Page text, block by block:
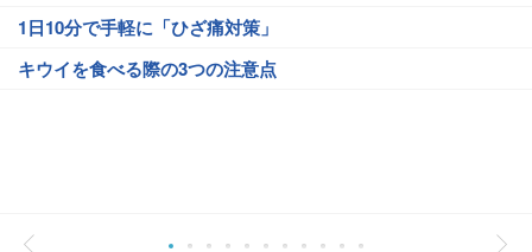
1日10分で手軽に「ひざ痛対策」
キウイを食べる際の3つの注意点